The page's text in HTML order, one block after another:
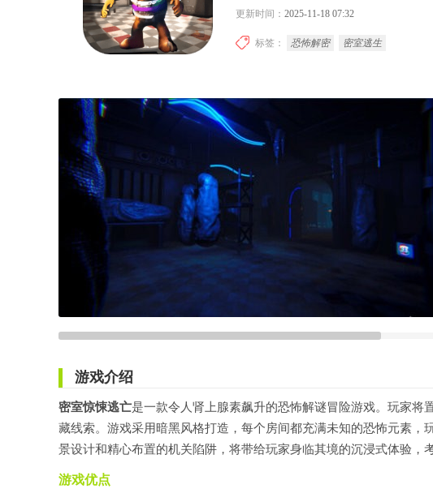
更新时间： 2025-11-18 07:32
标签： 恐怖解密 密室逃生
游戏介绍
密室惊悚逃亡是一款令人肾上腺素飙升的恐怖解谜冒险游戏。玩家
藏线索。游戏采用暗黑风格打造，每个房间都充满未知的恐怖元素
景设计和精心布置的机关陷阱，将带给玩家身临其境的沉浸式体验，
游戏优点